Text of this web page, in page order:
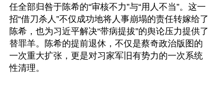
任全部归咎于陈希的“审核不力”与“用人不当”。这一
招“借刀杀人”不仅成功地将人事崩塌的责任转嫁给了
陈希，也为习近平解决“带病提拔”的舆论压力提供了
替罪羊。陈希的提前退休，不仅是蔡奇政治版图的
一次重大扩张，更是对习家军旧有势力的一次系统
性清理。